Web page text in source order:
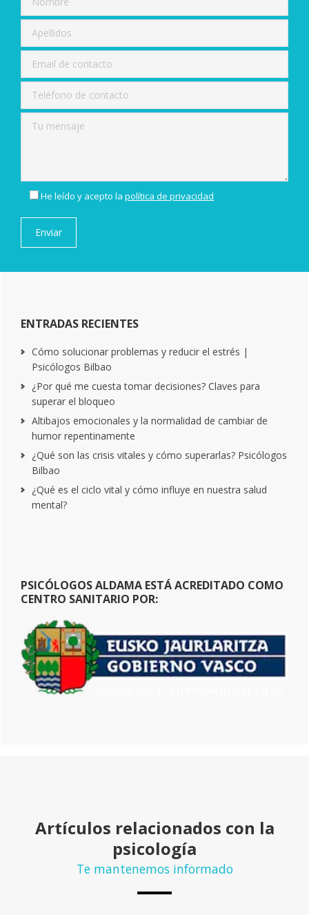
He leído y acepto lapolítica de privacidad
ENTRADAS RECIENTES
Cómo solucionar problemas y reducir el estrés |
Psicólogos Bilbao
¿Por qué me cuesta tomar decisiones? Claves para
superar el bloqueo
Altibajos emocionales y la normalidad de cambiar de
humor repentinamente
¿Qué son las crisis vitales y cómo superarlas? Psicólogos
Bilbao
¿Qué es el ciclo vital y cómo influye en nuestra salud
mental?
PSICÓLOGOS ALDAMA ESTÁ ACREDITADO COMO
CENTRO SANITARIO POR:
Artículos relacionados con la
psicología
Te mantenemos informado